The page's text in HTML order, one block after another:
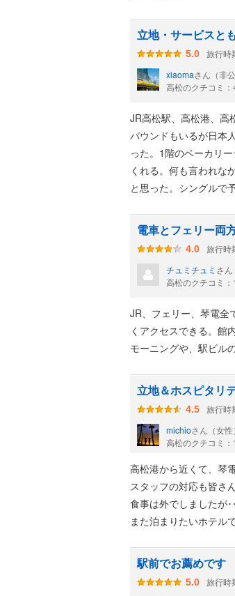
立地・サービスと
5.0
旅行時
xiaomaさん（非公
高松のクチコミ
JR高松駅、高松港、高
バウンドもいるが日本
った。1階のベーカリ
くれる。何も言われな
と思った。シングルで
じ。グレードの割にリ
電車とフェリー両
4.0
旅行時
チュミチュミ さん
高松のクチコミ
JR、フェリー、琴電全
くアクセスできる。館
モーニングや、駅ビル
立地＆ホスピタリ
4.5
旅行時
michioさん（女性
高松のクチコミ
高松港から近くて、琴
スタッフの対応も皆さ
食事は外でしましたが
また泊まりたいホテルで
駅前でお薦めです
5.0
旅行時